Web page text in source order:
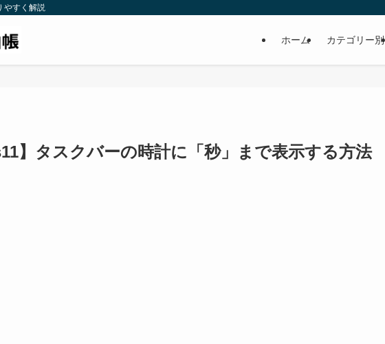
やすく解説
ホーム カテゴリー別
】タスクバーの時計に「秒」まで表示する方法